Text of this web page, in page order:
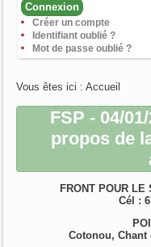
Connexion
Créer un compte
Identifiant oublié ?
Mot de passe oublié ?
Vous êtes ici :Accueil
FSP - 04/
propos de
FRONT POUR LE
Cél :
Cotonou, Chant